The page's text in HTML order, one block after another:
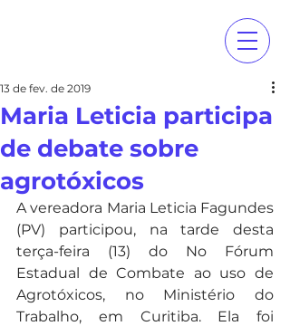
Maria Leticia participa
de debate sobre
agrotóxicos
13 de fev. de 2019
A vereadora Maria Leticia Fagundes
(PV) participou, na tarde desta
terça-feira (13) do No Fórum
Estadual de Combate ao uso de
Agrotóxicos, no Ministério do
Trabalho, em Curitiba. Ela foi